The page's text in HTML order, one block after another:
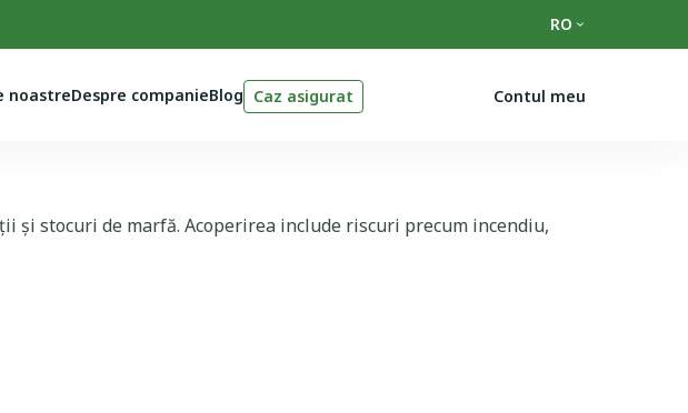
RO
noastreDespre companieBlog Caz asigurat Contul meu
stocuri de marfă. Acoperirea include riscuri precum incendiu,